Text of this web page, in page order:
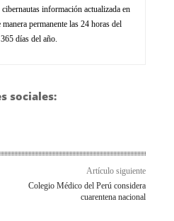
información actualizada en
permanente las 24 horas del
días del año.
sociales:
Artículo siguiente
Colegio Médico del Perú considera
cuarentena nacional